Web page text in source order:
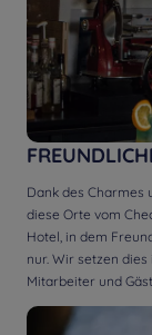
Dank des Charmes
diese Orte vom
Hotel, in dem
nur. Wir setzen
Mitarbeiter und